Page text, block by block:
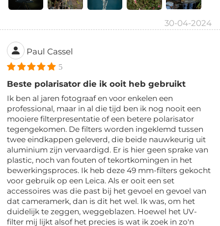
30-04-2024
Paul Cassel
5
Beste polarisator die ik ooit heb gebruikt
Ik ben al jaren fotograaf en voor enkelen een
professional, maar in al die tijd ben ik nog nooit een
mooiere filterpresentatie of een betere polarisator
tegengekomen. De filters worden ingeklemd tussen
twee eindkappen geleverd, die beide nauwkeurig uit
aluminium zijn vervaardigd. Er is hier geen sprake van
plastic, noch van fouten of tekortkomingen in het
bewerkingsproces. Ik heb deze 49 mm-filters gekocht
voor gebruik op een Leica. Als er ooit een set
accessoires was die past bij het gevoel en gevoel van
dat cameramerk, dan is dit het wel. Ik was, om het
duidelijk te zeggen, weggeblazen. Hoewel het UV-
filter mij lijkt alsof het precies is wat ik zoek in zo'n